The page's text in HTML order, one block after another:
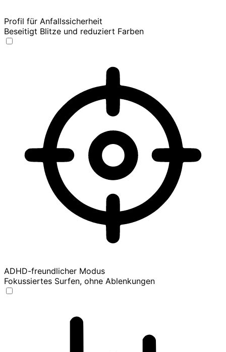
Profil für Anfallssicherheit
Beseitigt Blitze und reduziert Farben
ADHD-freundlicher Modus
Fokussiertes Surfen, ohne Ablenkungen